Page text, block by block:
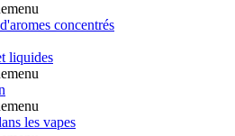
concentrés
liquides
les vapes